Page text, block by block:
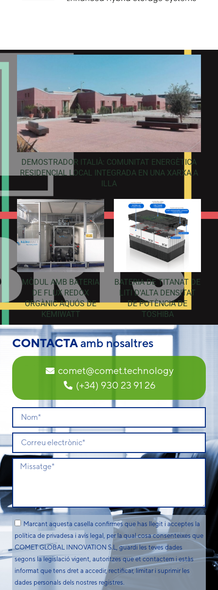
DEMOSTRADOR ITALIÀ: COMUNITAT ENERGÈTICA
RESIDENCIAL LOCAL INTEGRADA EN UNA XARXA A
ILLA
MÒDUL AMB BATERIA
DE FLUX REDOX
ORGÀNIC AQUÓS DE
KEMIWATT
BATERIA DE TITANAT DE
LITI D'ALTA DENSITAT
DE POTÈNCIA DE
TOSHIBA
CONTACTAamb nosaltres
comet@comet.technology
(+34) 930 23 91 26
Marcant aquesta casella confirmes que has llegit i acceptes la
política de privadesa i avís legal, per la qual cosa consenteixes que
COMET GLOBAL INNOVATION S.L, guardi les teves dades
segons la legislació vigent, autoritzes que et contactem i estàs
informat que tens dret a accedir, rectificar, limitar i suprimir les
dades personals dels nostres registres.